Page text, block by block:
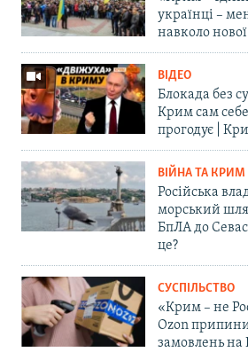
українці –
навколо
ВІДЕО
Блокада без
Крим сам
прогодує |
ВІЙНА ТА КРИМ
Російська
морський
БпЛА до
це?
СУСПІЛЬСТВО
«Крим – не
Ozon
замовлень